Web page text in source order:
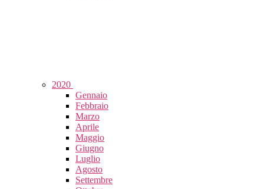
2020
Gennaio
Febbraio
Marzo
Aprile
Maggio
Giugno
Luglio
Agosto
Settembre